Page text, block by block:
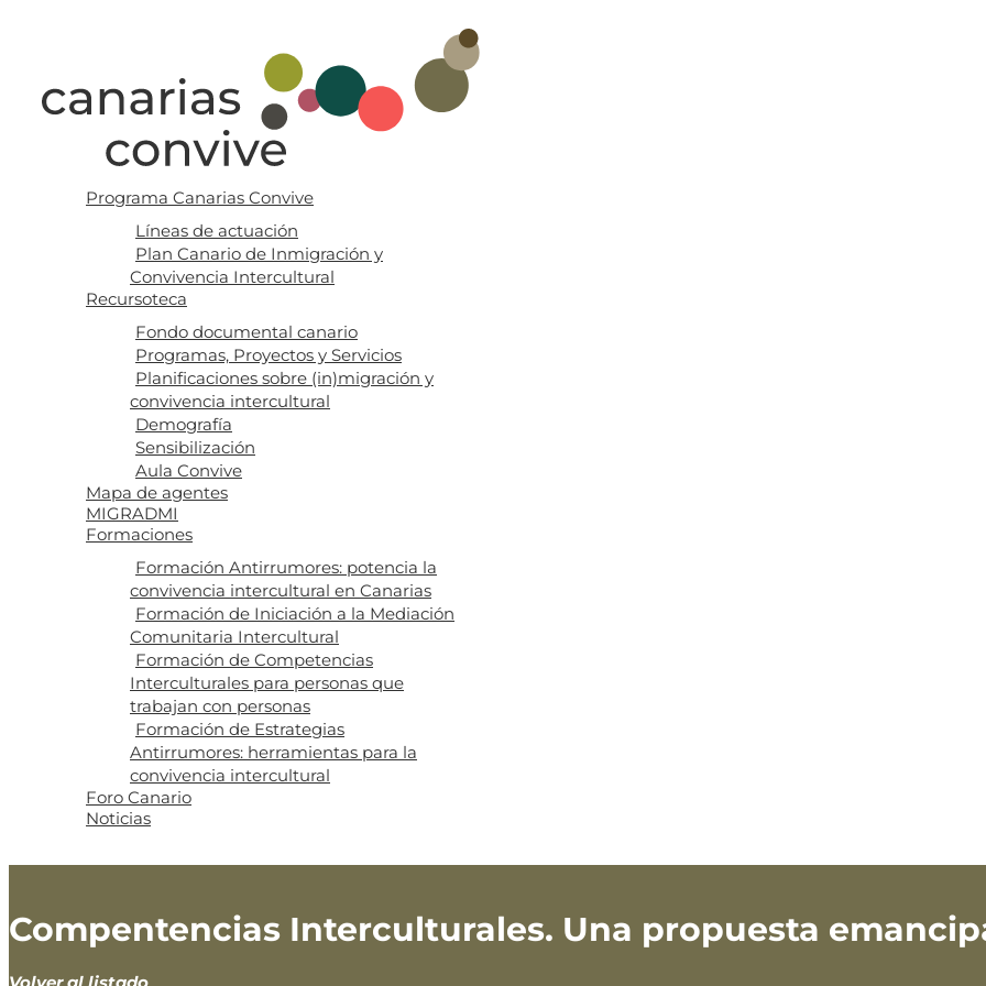
Programa Canarias Convive
Líneas de actuación
Plan Canario de Inmigración y
Convivencia Intercultural
Recursoteca
Fondo documental canario
Programas, Proyectos y Servicios
Planificaciones sobre (in)migración y
convivencia intercultural
Demografía
Sensibilización
Aula Convive
Mapa de agentes
MIGRADMI
Formaciones
Formación Antirrumores: potencia la
convivencia intercultural en Canarias
Formación de Iniciación a la Mediación
Comunitaria Intercultural
Formación de Competencias
Interculturales para personas que
trabajan con personas
Formación de Estrategias
Antirrumores: herramientas para la
convivencia intercultural
Foro Canario
Noticias
Compentencias Interculturales. Una propuesta